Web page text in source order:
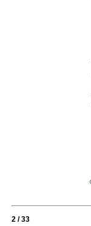
2 / 33